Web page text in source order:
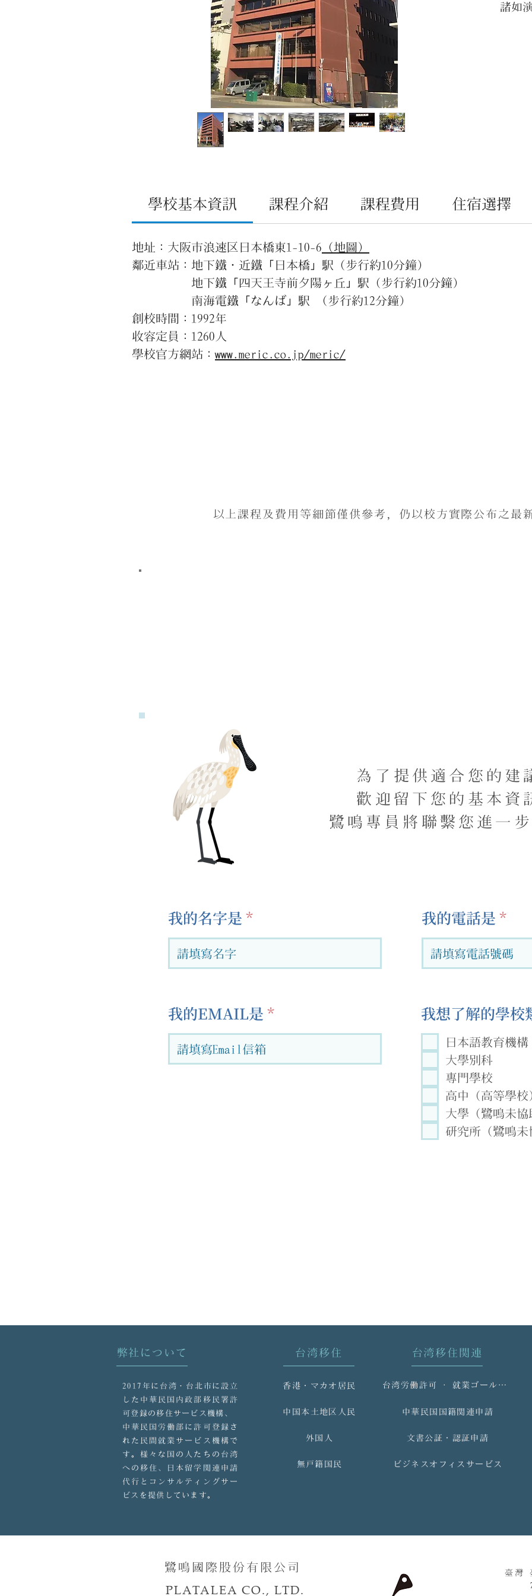
諸如
援。
學校基本資訊 課程介紹 課程費用 住宿選擇
地址：大阪市浪速区日本橋東1-10-6 （地圖）
鄰近車站：地下鐵・近鐵「日本橋」駅（步行約10分鐘）
地下鐵「四天王寺前夕陽ヶ丘」駅（步行約10分鐘）
南海電鐵「なんば」駅 （步行約12分鐘）
創校時間：1992年
收容定員：1260人
學校官方網站：www.meric.co.jp/meric/
以上課程及費用等細節僅供參考，仍以校方實際公布之最
為了提供適合您的建
歡迎留下您的基本資
鷺鳴專員將聯繫您進一步
我的名字是 我的電話是
我的EMAIL是 我想了解的學校
日本語教育機構
大學別科
專門學校
高中（高等學校
大學（鷺鳴未協
研究所（鷺鳴未
弊社について
2017年に台湾・台北市に設立
した中華民国内政部移民署許
可登録の移住サービス機構、
中華民国労働部に許可登録さ
れた民間就業サービス機構で
す。様々な国の人たちの台湾
への移住、日本留学関連申請
代行とコンサルティングサー
ビスを提供しています。
台湾移住
香港・マカオ居民
中国本土地区人民
外国人
無戸籍国民
台湾移住関連
台湾労働許可 ‧ 就業ゴールドカード
中華民国国籍関連申請
文書公証・認証申請
ビジネスオフィスサービス
鷺鳴國際股份有限公司
PLATALEA CO., LTD.
臺灣